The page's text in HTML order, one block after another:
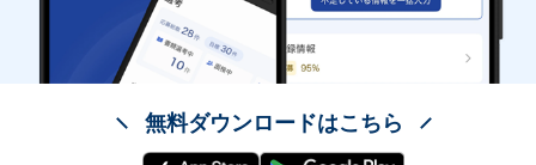
無料ダウンロードはこちら